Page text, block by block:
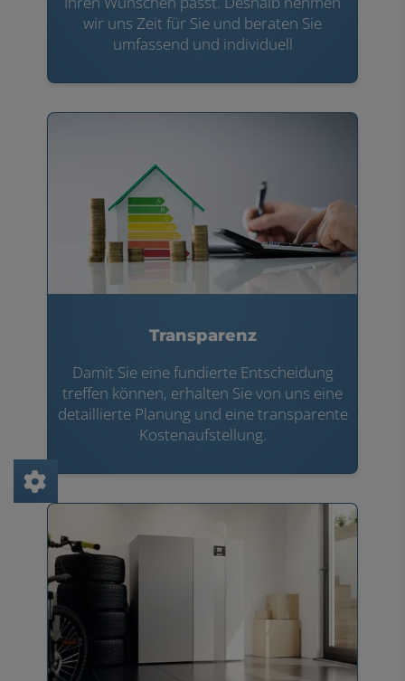
wir uns Zeit für Sie und beraten Sie
umfassend und individuell
Transparenz
Damit Sie eine fundierte Entscheidung
treffen können, erhalten Sie von uns eine
detaillierte Planung und eine transparente
Kostenaufstellung.